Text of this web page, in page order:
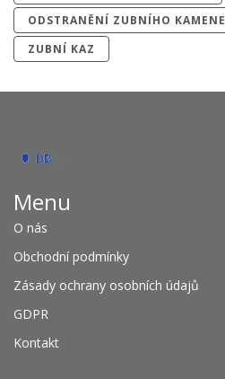
ODSTRANĚNÍ ZUBNÍHO KAMENE
ZUBNÍ KAZ
Menu
O nás
Obchodní podmínky
Zásady ochrany osobních údajů
GDPR
Kontakt